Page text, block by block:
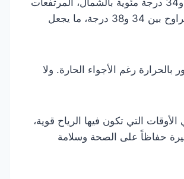
والمناطق الساحلية، وقد تصل إلى مستويات أعلى في المناطق الداخلية وبعض مدن الجنوب لتتراوح بين 34 و38 درجة، ما يجعل
رغم الأجواء الحارة. ولا
التي تكون فيها الرياح قوية،
حفاظاً على الصحة وسلامة